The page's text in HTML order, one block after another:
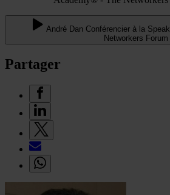
André Dan Conférencier à la
Networkers Forum
Partager